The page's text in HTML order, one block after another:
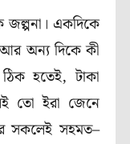
জল্পনা। একদিকে
অন্য দিকে কী
হতেই, টাকা
তো ইরা জেনে
সকলেই সহমত–